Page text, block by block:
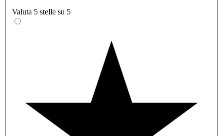
Valuta 5 stelle su 5